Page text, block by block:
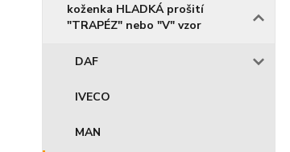
koženka HLADKÁ prošití
"TRAPÉZ" nebo "V" vzor
DAF
IVECO
MAN